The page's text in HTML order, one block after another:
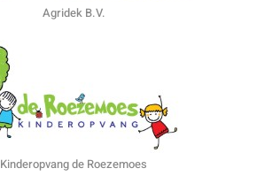
Agridek B.V.
Kinderopvang de Roezemoes